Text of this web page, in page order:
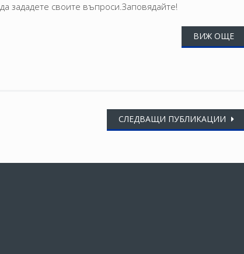
зададете своите въпроси.Заповядайте!
ВИЖ ОЩЕ
СЛЕДВАЩИ ПУБЛИКАЦИИ